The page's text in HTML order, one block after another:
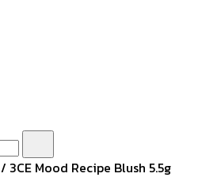
/ 3CE Mood Recipe Blush 5.5g